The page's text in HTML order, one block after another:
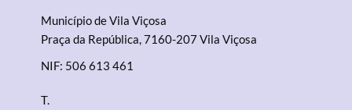
Município de Vila Viçosa
Praça da República, 7160-207 Vila Viçosa
NIF: 506 613 461
T.